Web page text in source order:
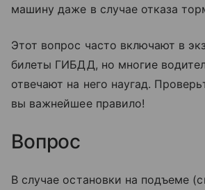
машину даже в случае отказа
Этот вопрос часто включают в
билеты ГИБДД, но многие
отвечают на него наугад.
вы важнейшее правило!
Вопрос
В случае остановки на подъеме